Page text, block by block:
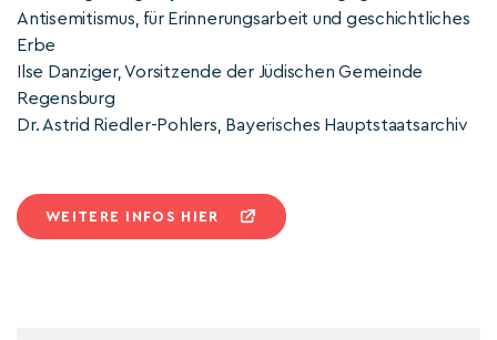
Antisemitismus, für Erinnerungsarbeit und geschichtliches
Erbe
Ilse Danziger, Vorsitzende der Jüdischen Gemeinde
Regensburg
Dr. Astrid Riedler-Pohlers, Bayerisches Hauptstaatsarchiv
WEITERE INFOS HIER